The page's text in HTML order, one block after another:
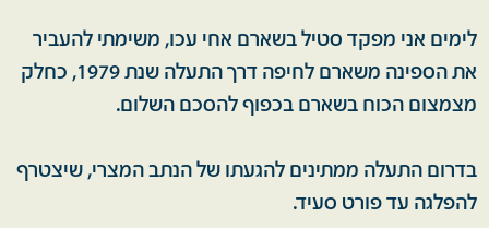
לימים אני מפקד סטיל בשארם אחי עכו, משימתי להעביר
את הספינה משארם לחיפה דרך התעלה שנת 1979, כחלק
מצמצום הכוח בשארם בכפוף להסכם השלום.
בדרום התעלה ממתינים להגעתו של הנתב המצרי, שיצטרף
להפלגה עד פורט סעיד.